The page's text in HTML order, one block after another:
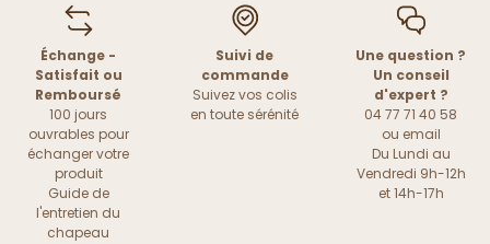
Échange -
Satisfait ou
Remboursé
100 jours
ouvrables pour
échanger votre
produit
Guide de
l'entretien du
chapeau
Suivi de
commande
Suivez vos colis
en toute sérénité
Une question ?
Un conseil
d'expert ?
04 77 71 40 58
ou email
Du Lundi au
Vendredi 9h-12h
et 14h-17h